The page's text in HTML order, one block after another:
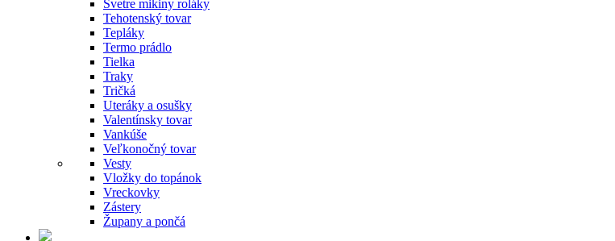
Svetre mikiny roláky
Tehotenský tovar
Tepláky
Termo prádlo
Tielka
Traky
Tričká
Uteráky a osušky
Valentínsky tovar
Vankúše
Veľkonočný tovar
Vesty
Vložky do topánok
Vreckovky
Zástery
Župany a pončá